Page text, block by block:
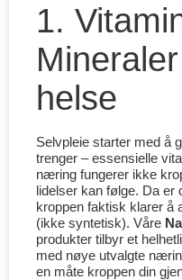
1.
helse
Selvpleie starter med å
trenger – essensielle
næring fungerer ikke
lidelser kan følge. Da
kroppen faktisk klarer å
(ikke syntetisk). Våre
produkter tilbyr et
med nøye utvalgte
en måte kroppen din